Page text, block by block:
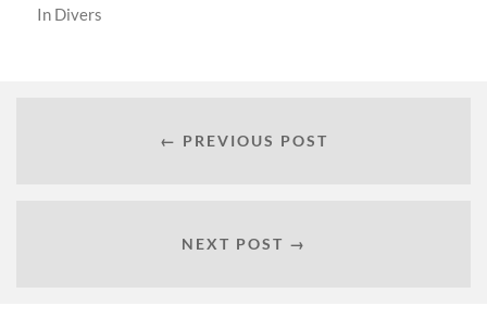
In Divers
← PREVIOUS POST
NEXT POST →